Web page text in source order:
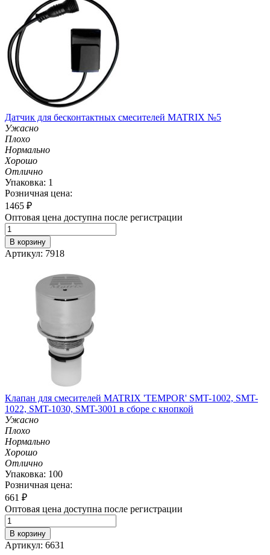
Датчик для бесконтактных смесителей MATRIX №5
Ужасно
Плохо
Нормально
Хорошо
Отлично
Упаковка: 1
Розничная цена:
1465 ₽
Оптовая цена доступна после регистрации
В корзину
Артикул: 7918
Клапан для смесителей MATRIX 'TEMPOR' SMT-1002, SMT-
1022, SMT-1030, SMT-3001 в сборе с кнопкой
Ужасно
Плохо
Нормально
Хорошо
Отлично
Упаковка: 100
Розничная цена:
661 ₽
Оптовая цена доступна после регистрации
В корзину
Артикул: 6631